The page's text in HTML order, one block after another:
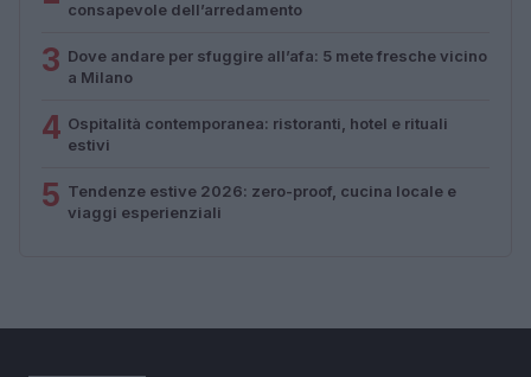
consapevole dell’arredamento
3 Dove andare per sfuggire all’afa: 5 mete fresche vicino
a Milano
4 Ospitalità contemporanea: ristoranti, hotel e rituali
estivi
5 Tendenze estive 2026: zero-proof, cucina locale e
viaggi esperienziali